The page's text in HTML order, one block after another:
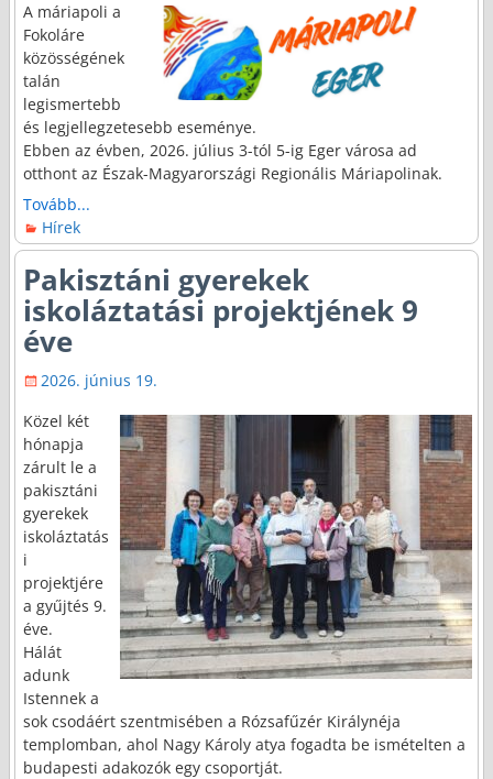
A máriapoli a
Fokoláre
közösségének
talán
legismertebb
és legjellegzetesebb eseménye.
Ebben az évben, 2026. július 3-tól 5-ig Eger városa ad
otthont az Észak-Magyarországi Regionális Máriapolinak.
Tovább...
Hírek
Pakisztáni gyerekek
iskoláztatási projektjének 9
éve
2026. június 19.
Közel két
hónapja
zárult le a
pakisztáni
gyerekek
iskoláztatás
i
projektjére
a gyűjtés 9.
éve.
Hálát
adunk
Istennek a
sok csodáért szentmisében a Rózsafűzér Királynéja
templomban, ahol Nagy Károly atya fogadta be ismételten a
budapesti adakozók egy csoportját.